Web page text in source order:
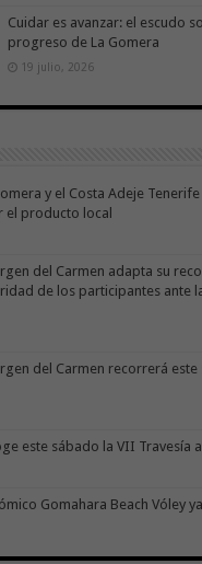
Cuidar es avanzar: el escudo
progreso de La Gomera
19 julio, 2026
y el Costa Adeje
producto local
del Carmen adapta su
de los participantes ante
del Carmen recorrerá
este sábado la VII Travesía
Gomahara Beach Vóley